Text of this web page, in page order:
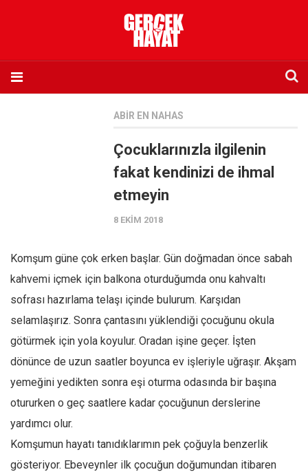
Abone olmak istiyorum
Satış noktası listesi
Twitter
Facebook
Instagram
YouTube
Editörden
Yazarlar
ABIR EN NAHAS
Çocuklarınızla ilgilenin
fakat kendinizi de ihmal
etmeyin
8 EKIM 2018
Komşum güne çok erken başlar. Gün doğmadan önce sabah
kahvemi içmek için balkona oturduğumda onu kahvaltı
sofrası hazırlama telaşı içinde bulurum. Karşıdan
selamlaşırız. Sonra çantasını yüklendiği çocuğunu okula
götürmek için yola koyulur. Oradan işine geçer. İşten
dönünce de uzun saatler boyunca ev işleriyle uğraşır. Akşam
yemeğini yedikten sonra eşi oturma odasında bir başına
otururken o geç saatlere kadar çocuğunun derslerine
yardımcı olur.
Komşumun hayatı tanıdıklarımın pek çoğuyla benzerlik
gösteriyor. Ebeveynler ilk çocuğun doğumundan itibaren